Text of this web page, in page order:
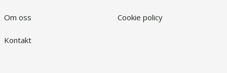
Om oss
Kontakt
Cookie policy